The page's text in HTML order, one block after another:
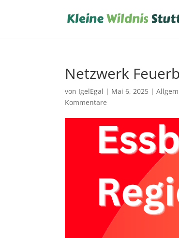
Netzwerk
von IgelEgal | Mai 6, 2025 |
Kommentare